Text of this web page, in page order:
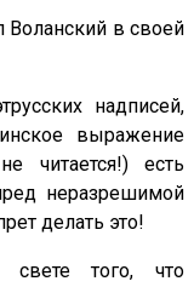
Воланский в своей
надписей,
выражение
читается!) есть
неразрешимой
делать это!
свете того, что